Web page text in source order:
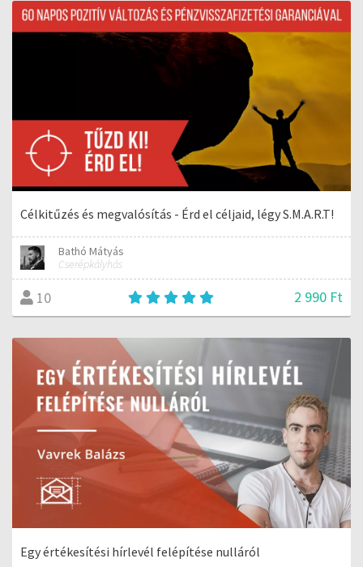
Célkitűzés és megvalósítás - Érd el céljaid, légy S.M.A.R.T!
Bathó Mátyás
Cserépkályhás
10 2 990 Ft
Egy értékesítési hírlevél felépítése nulláról